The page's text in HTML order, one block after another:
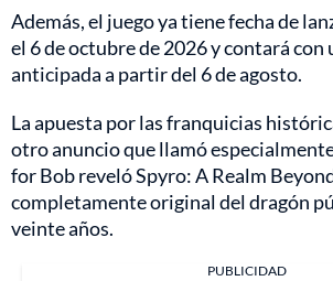
Además, el juego ya tiene fecha de
el 6 de octubre de 2026 y contará con
anticipada a partir del 6 de agosto.
La apuesta por las franquicias
otro anuncio que llamó
for Bob reveló Spyro: A Realm
completamente original del dragón
veinte años.
PUBLICIDAD